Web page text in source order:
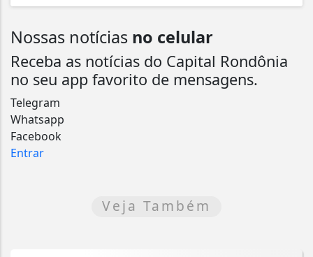
Nossas notícias no celular
Receba as notícias do Capital Rondônia
no seu app favorito de mensagens.
Telegram
Whatsapp
Facebook
Entrar
Veja Também